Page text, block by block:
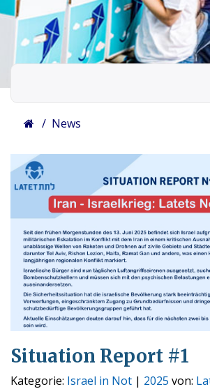
News
Situation Report #1
Kategorie: Israel in Not | 2025 von: